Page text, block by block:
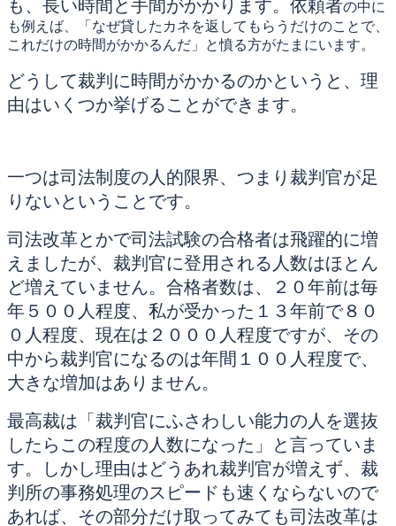
も、長い時間と手間がかかります。依頼者の中に
も例えば、「なぜ貸したカネを返してもらうだけのことで、
これだけの時間がかかるんだ」と憤る方がたまにいます。
どうして裁判に時間がかかるのかというと、理
由はいくつか挙げることができます。
一つは司法制度の人的限界、つまり裁判官が足
りないということです。
司法改革とかで司法試験の合格者は飛躍的に増
えましたが、裁判官に登用される人数はほとん
ど増えていません。合格者数は、２０年前は毎
年５００人程度、私が受かった１３年前で８０
０人程度、現在は２０００人程度ですが、その
中から裁判官になるのは年間１００人程度で、
大きな増加はありません。
最高裁は「裁判官にふさわしい能力の人を選抜
したらこの程度の人数になった」と言っていま
す。しかし理由はどうあれ裁判官が増えず、裁
判所の事務処理のスピードも速くならないので
あれば、その部分だけ取ってみても司法改革は